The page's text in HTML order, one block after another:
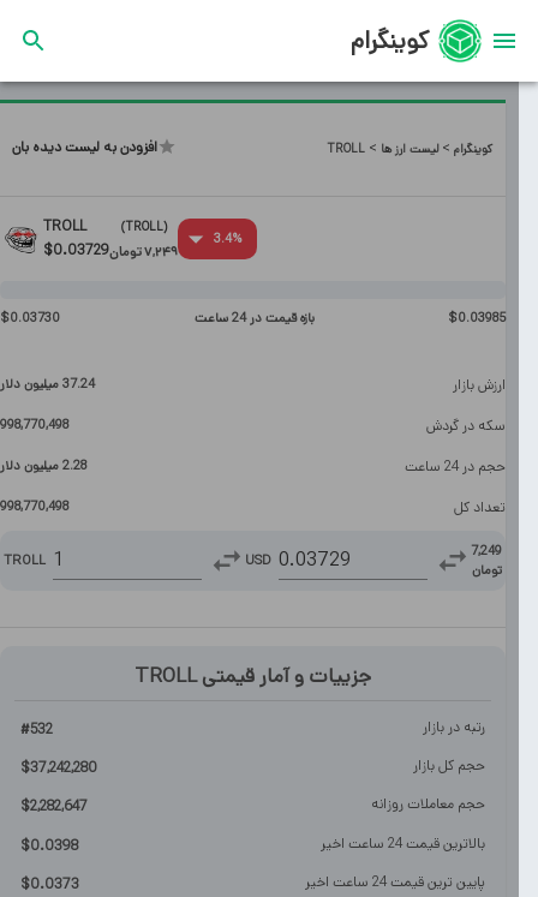
کوینگرام
کوینگرام>لیست ارز ها>
TROLL افزودن به لیست دیده بان
TROLL (
TROLL
)
$0.03729 7,249تومان
3.4
$0.03985 بازه قیمت در 24 ساعت $0.03730
ارزش بازار 37.24 میلیون دلار
سکه در گردش 998,770,498
حجم در 24 ساعت 2.28 میلیون دلار
تعداد کل 998,770,498
TROLL USD
7,249
تومان
جزییات و آمار قیمتیTROLL
رتبه در بازار #532
حجم کل بازار
$37,242,280
حجم معاملات روزانه
$2,282,647
بالاترین قیمت 24 ساعت اخیر
$0.0398
پایین ترین قیمت 24 ساعت اخیر
$0.0373